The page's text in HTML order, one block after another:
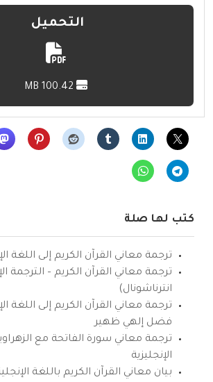
التحميل
كتب لها صلة
ترجمة معاني القرآن الكريم إلى اللغة
ترجمة معاني القرآن الكريم – الترجمة
انترناشونال)
ترجمة معاني القرآن الكريم إلى اللغة
فضل إلهي ظهير
ترجمة معاني سورة الفاتحة مع
الإنجليزية
بيان معاني القرآن الكريم باللغة